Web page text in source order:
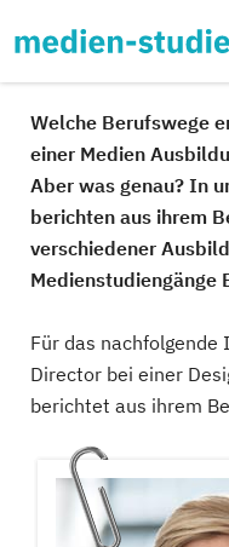
Welche Berufswege
einer Medien
Aber was genau? In
berichten aus ihrem
verschiedener
Medienstudiengänge
Für das nachfolgende
Director bei einer
berichtet aus ihrem